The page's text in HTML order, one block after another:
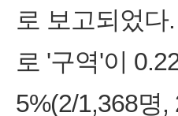
로 보고되었다
로 '구역'이
5%(2/1,368명